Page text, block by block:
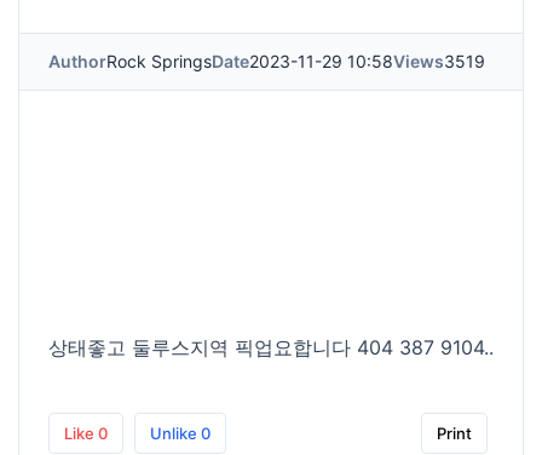
AuthorRock SpringsDate2023-11-29 10:58Views3519
상태좋고 둘루스지역 픽업요합니다 404 387 9104..
Like 0 Unlike 0 Print